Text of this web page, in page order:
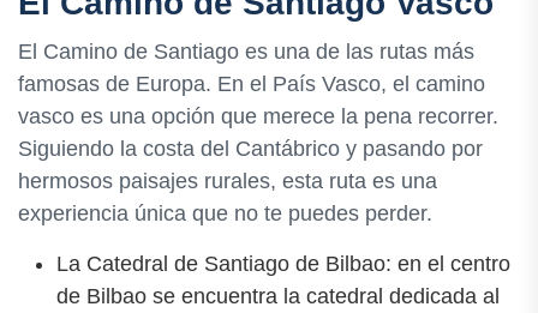
El Camino de Santiago es una de las rutas más
famosas de Europa. En el País Vasco, el camino
vasco es una opción que merece la pena recorrer.
Siguiendo la costa del Cantábrico y pasando por
hermosos paisajes rurales, esta ruta es una
experiencia única que no te puedes perder.
La Catedral de Santiago de Bilbao: en el centro
de Bilbao se encuentra la catedral dedicada al